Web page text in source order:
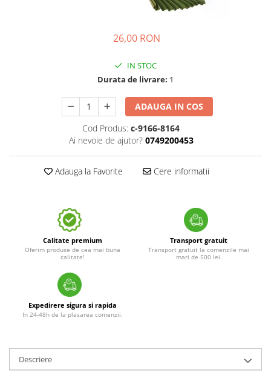
26,00 RON
IN STOC
Durata de livrare: 1
ADAUGA IN COS
Cod Produs: c-9166-8164
Ai nevoie de ajutor? 0749200453
Adauga la Favorite Cere informatii
Calitate premium
Oferim produse de cea mai buna
calitate!
Transport gratuit
Transport gratuit la comenzile mai
mari de 500 lei.
Expedirere sigura si rapida
In 24-48h de la plasarea comenzii.
Descriere